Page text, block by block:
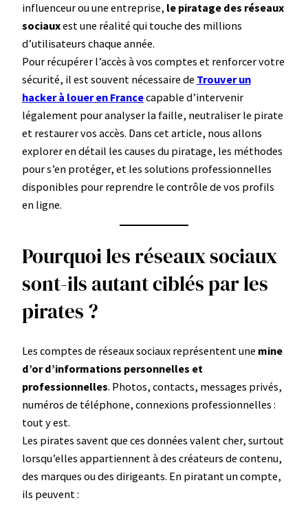
influenceur ou une entreprise, le piratage des réseaux
sociauxest une réalité qui touche des millions
d’utilisateurs chaque année.
Pour récupérer l’accès à vos comptes et renforcer votre
sécurité, il est souvent nécessaire de Trouver un
hacker à louer en Francecapable d’intervenir
légalement pour analyser la faille, neutraliser le pirate
et restaurer vos accès. Dans cet article, nous allons
explorer en détail les causes du piratage, les méthodes
pour s’en protéger, et les solutions professionnelles
disponibles pour reprendre le contrôle de vos profils
en ligne.
Pourquoi les réseaux sociaux
sont-ils autant ciblés par les
pirates ?
Les comptes de réseaux sociaux représentent une mine
d’or d’informations personnelles et
professionnelles. Photos, contacts, messages privés,
numéros de téléphone, connexions professionnelles :
tout y est.
Les pirates savent que ces données valent cher, surtout
lorsqu’elles appartiennent à des créateurs de contenu,
des marques ou des dirigeants. En piratant un compte,
ils peuvent :